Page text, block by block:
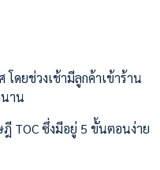
ดยช่วงเช้ามีลูกค้าเข้าร้าน
นาน
TOC ซึ่งมีอยู่ 5 ขั้นตอนง่าย